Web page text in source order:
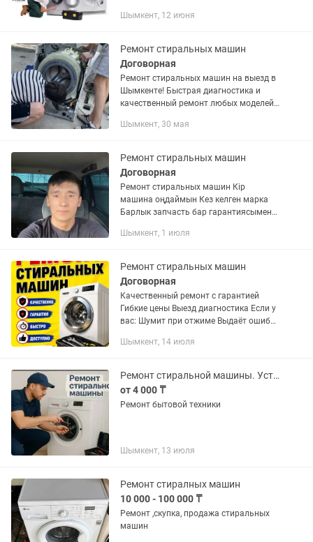
Шымкент, 12 июня
Ремонт стиральных машин
Договорная
Ремонт стиральных машин на выезд в
Шымкенте! Быстрая диагностика и
качественный ремонт любых моделей
услуги. Звоните, и наши специалисты
Шымкент, 30 мая
Ремонт стиральных машин
Договорная
Ремонт стиральных машин Кір
машина оңдаймын Кез келген марка
Барлык запчасть бар гарантиясымен
оңдаймыз Хабарласыныздар
Шымкент, 1 июля
Ремонт стиральных машин
Договорная
Качественный ремонт с гарантией
Гибкие цены Выезд диагностика Если у
вас: Шумит при отжиме Выдаёт ошибки
воду Неприятный запах(чистка
Шымкент, 14 июля
Ремонт стиральной машины. Установка
от 4 000 ₸
Ремонт бытовой техники
Шымкент, 13 июля
Ремонт стиралных машин
10 000 - 100 000 ₸
Ремонт ,скупка, продажа стиральных
машин